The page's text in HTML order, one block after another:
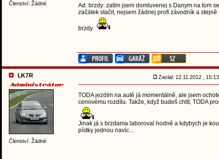
Členství: Žádné
Ad. brzdy: zatím jsem domluvenej s Danym na tom
začátek stačit, nejsem žádnej profi závodník a
brzdy
LK7R
Členství: Žádné
Zaslal: 12.11.2012 ,
TODA jezdím na autě já momentálně, ale jsem
cenovému rozdílu. Takže, když budeš chtít, TODA
Jinak já s brzdama laboroval hodně a kdybych je
pístky jednou navíc...